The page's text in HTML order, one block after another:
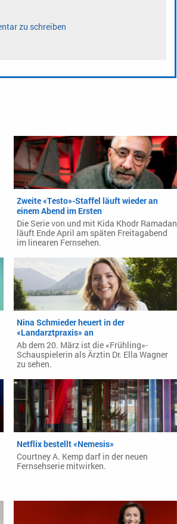
Zweite «Testo»-Staffel läuft wieder an
einem Abend im Ersten
Die Serie von und mit Kida Khodr Ramadan
läuft Ende April am späten Freitagabend
im linearen Fernsehen.
Nina Schmieder heuert in der
«Landarztpraxis» an
Ab dem 20. März ist die «Frühling»-
Schauspielerin als Ärztin Dr. Ella Wagner
zu sehen.
Netflix bestellt «Nemesis»
Courtney A. Kemp darf in der neuen
Fernsehserie mitwirken.